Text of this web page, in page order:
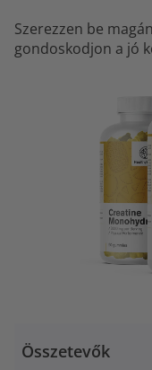
Szerezzen be
gondoskodjon a jó
Összetevők